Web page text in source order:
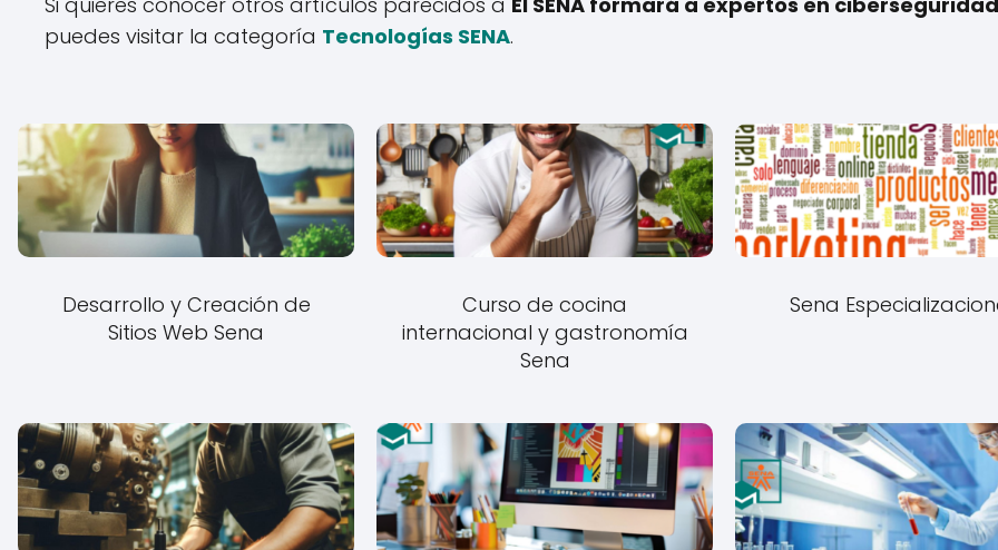
puedes visitar la categoría Tecnologías SENA.
Desarrollo y Creación de
Sitios Web Sena
Curso de cocina
internacional y gastronomía
Sena
Sena